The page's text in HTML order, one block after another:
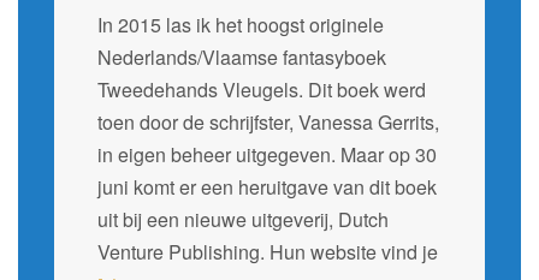
In 2015 las ik het hoogst originele
Nederlands/Vlaamse fantasyboek
Tweedehands Vleugels. Dit boek werd
toen door de schrijfster, Vanessa Gerrits,
in eigen beheer uitgegeven. Maar op 30
juni komt er een heruitgave van dit boek
uit bij een nieuwe uitgeverij, Dutch
Venture Publishing. Hun website vind je